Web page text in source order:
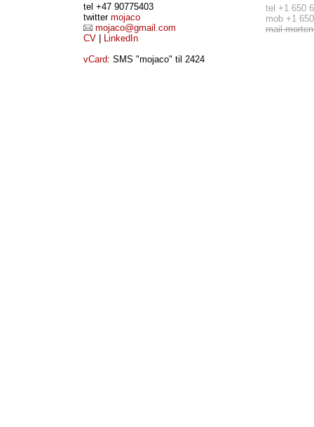
tel +47 90775403
twitter mojaco
mojaco@gmail.com
CV|
LinkedIn
vCard: SMS "mojaco" til 2424
tel +1 650
mob +1
mail